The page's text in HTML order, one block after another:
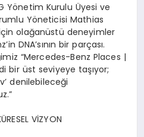
Yönetim Kurulu Üyesi ve
Yöneticisi Mathias
çin olağanüstü deneyimler
’in DNA’sının bir parçası.
imiz “Mercedes-Benz Places |
bir üst seviyeye taşıyor;
’denilebileceği
”
ÜRESEL VİZYON